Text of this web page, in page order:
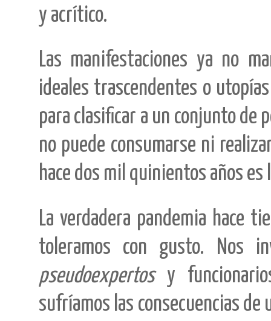
y acrítico.
Las manifestaciones ya no
ideales trascendentes o
para clasificar a un conjunto de
no puede consumarse ni
hace dos mil quinientos años
La verdadera pandemia hace
toleramos con gusto. Nos
pseudoexpertosy funcionarios
sufríamos las consecuencias